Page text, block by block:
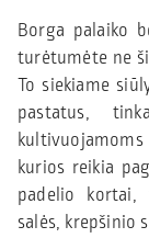
Borga palaiko
turėtumėte ne
To siekiame
pastatus,
kurios reikia
padelio
salės, krepšinio